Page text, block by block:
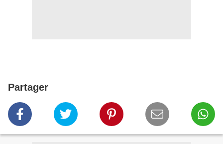
Partager